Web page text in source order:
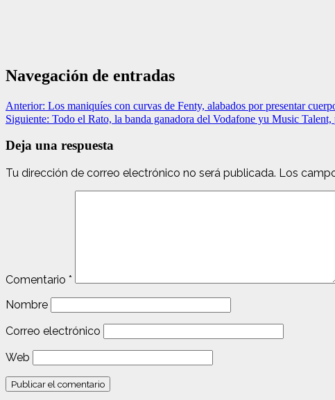
Navegación de entradas
Anterior: Los maniquíes con curvas de Fenty, alabados por presentar
Siguiente: Todo el Rato, la banda ganadora del Vodafone yu Music
Deja una respuesta
Tu dirección de correo electrónico no será publicada. Los
Comentario *
Nombre
Correo electrónico
Web